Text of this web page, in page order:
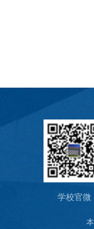
学校官微